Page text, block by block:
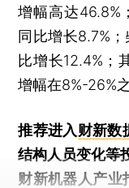
增幅高达46.8%
同比增长8.7%
比增长12.4%；
增幅在8%-26%
推荐进入财新数
结构人员变化等
财新机器人产业